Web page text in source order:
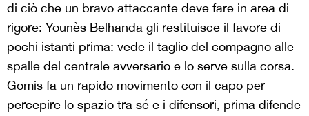
di ciò che un bravo attaccante deve fare in area di
rigore: Younès Belhanda gli restituisce il favore di
pochi istanti prima: vede il taglio del compagno alle
spalle del centrale avversario e lo serve sulla corsa.
Gomis fa un rapido movimento con il capo per
percepire lo spazio tra sé e i difensori, prima difende